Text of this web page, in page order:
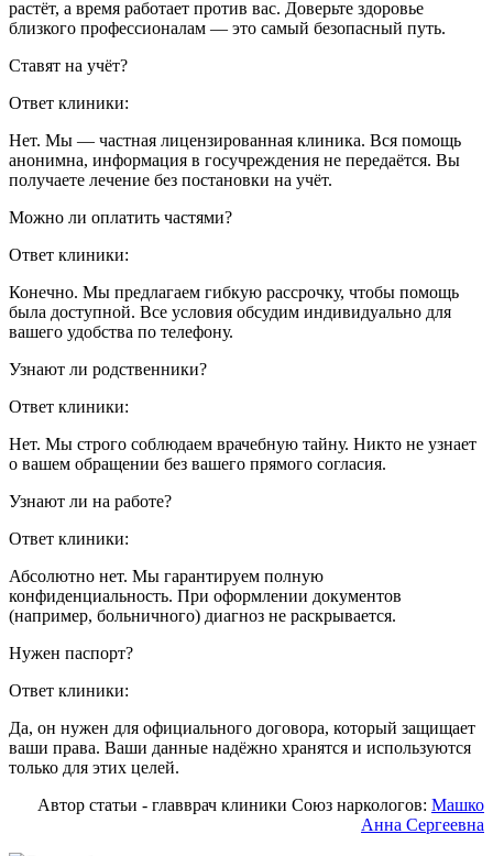
растёт, а время работает против вас. Доверьте здоровье
близкого профессионалам — это самый безопасный путь.
Ставят на учёт?
Ответ клиники:
Нет. Мы — частная лицензированная клиника. Вся помощь
анонимна, информация в госучреждения не передаётся. Вы
получаете лечение без постановки на учёт.
Можно ли оплатить частями?
Ответ клиники:
Конечно. Мы предлагаем гибкую рассрочку, чтобы помощь
была доступной. Все условия обсудим индивидуально для
вашего удобства по телефону.
Узнают ли родственники?
Ответ клиники:
Нет. Мы строго соблюдаем врачебную тайну. Никто не узнает
о вашем обращении без вашего прямого согласия.
Узнают ли на работе?
Ответ клиники:
Абсолютно нет. Мы гарантируем полную
конфиденциальность. При оформлении документов
(например, больничного) диагноз не раскрывается.
Нужен паспорт?
Ответ клиники:
Да, он нужен для официального договора, который защищает
ваши права. Ваши данные надёжно хранятся и используются
только для этих целей.
Автор статьи - главврач клиники Союз наркологов: Машко
Анна Сергеевна